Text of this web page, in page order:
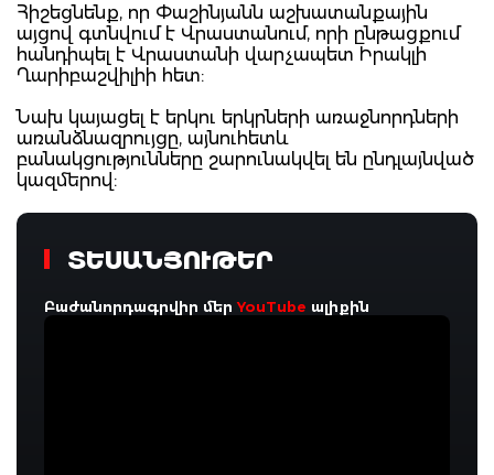
Հիշեցնենք, որ Փաշինյանն աշխատանքային
այցով գտնվում է Վրաստանում, որի ընթացքում
հանդիպել է Վրաստանի վարչապետ Իրակլի
Ղարիբաշվիլիի հետ:
Նախ կայացել է երկու երկրների առաջնորդների
առանձնազրույցը, այնուհետև
բանակցությունները շարունակվել են ընդլայնված
կազմերով:
ՏԵՍԱՆՅՈՒԹԵՐ
Բաժանորդագրվիր մերYouTube ալիքին